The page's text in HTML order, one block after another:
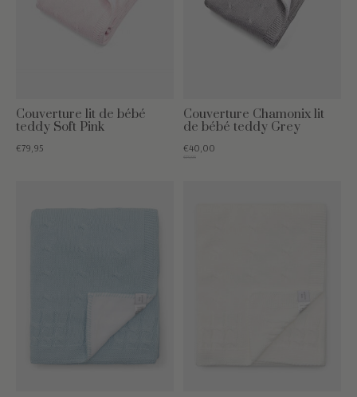
Couverture lit de bébé
teddy Soft Pink
€79,95
Couverture Chamonix lit
de bébé teddy Grey
€40,00
€79,95